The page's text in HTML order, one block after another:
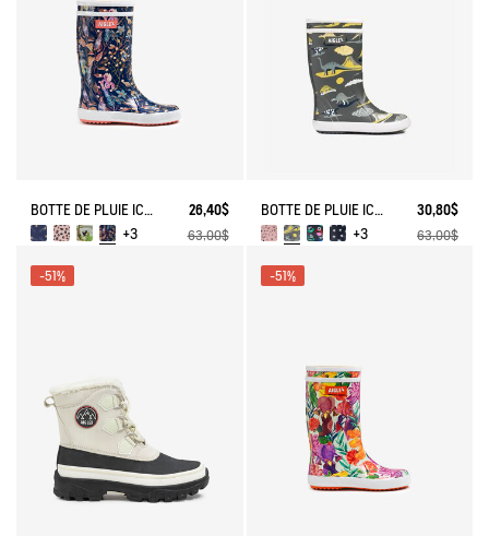
BOTTE DE PLUIE ICONIQUE LOLLY POP PLAY 26,40$
+3 63,00$
BOTTE DE PLUIE ICONIQUE LOLLY POP PLAY 30,80$
+3 63,00$
-51% -51%